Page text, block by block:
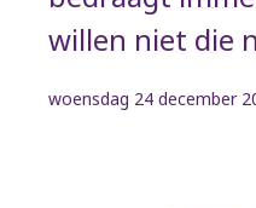
willen niet die
woensdag 24 december